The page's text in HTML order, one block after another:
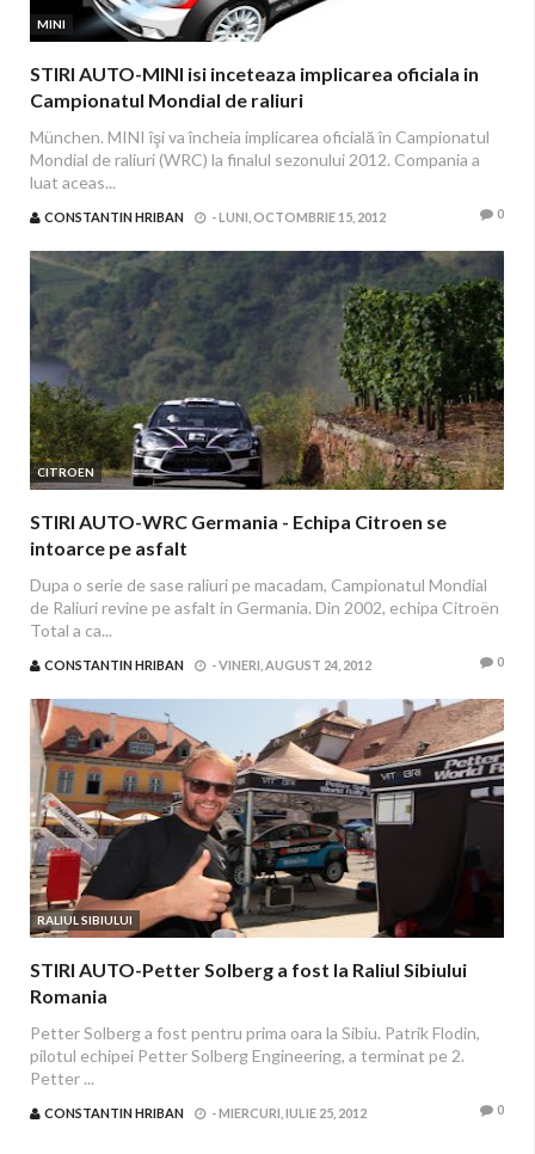
MINI
STIRI AUTO-MINI isi inceteaza implicarea oficiala in
Campionatul Mondial de raliuri
München. MINI îşi va încheia implicarea oficială în Campionatul
Mondial de raliuri (WRC) la finalul sezonului 2012. Compania a
luat aceas...
CONSTANTIN HRIBAN -LUNI, OCTOMBRIE 15, 2012 0
CITROEN
STIRI AUTO-WRC Germania - Echipa Citroen se
intoarce pe asfalt
Dupa o serie de sase raliuri pe macadam, Campionatul Mondial
de Raliuri revine pe asfalt in Germania. Din 2002, echipa Citroën
Total a ca...
CONSTANTIN HRIBAN -VINERI, AUGUST 24, 2012 0
RALIUL SIBIULUI
STIRI AUTO-Petter Solberg a fost la Raliul Sibiului
Romania
Petter Solberg a fost pentru prima oara la Sibiu. Patrik Flodin,
pilotul echipei Petter Solberg Engineering, a terminat pe 2.
Petter ...
CONSTANTIN HRIBAN -MIERCURI, IULIE 25, 2012 0